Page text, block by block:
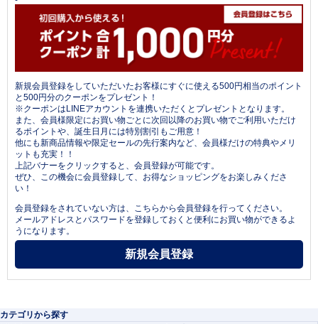
新規会員登録をしていただいたお客様にすぐに使える500円相当のポイント
と500円分のクーポンをプレゼント！
※クーポンはLINEアカウントを連携いただくとプレゼントとなります。
また、会員様限定にお買い物ごとに次回以降のお買い物でご利用いただけ
るポイントや、誕生日月には特別割引もご用意！
他にも新商品情報や限定セールの先行案内など、会員様だけの特典やメリ
ットも充実！！
上記バナーをクリックすると、会員登録が可能です。
ぜひ、この機会に会員登録して、お得なショッピングをお楽しみくださ
い！
会員登録をされていない方は、こちらから会員登録を行ってください。
メールアドレスとパスワードを登録しておくと便利にお買い物ができるよ
うになります。
カテゴリから探す